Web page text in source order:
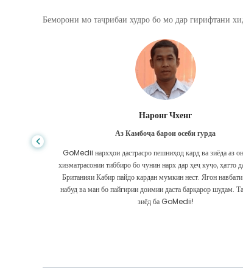
Беморони мо таҷрибаи худро бо мо дар гирифтани
Шандха Дас
Аз Бангладеш барои гастроэнтерология
Ман ба писарам ва дастаи олиҷаноби GoMedii, ки дар
Бангладеш ба Ҳиндустон барои табобат ба ман кӯмак
ташаккур гуфтам. Мо дар интихоби GoMedii интихоби
кардем. Онҳо ҳатто пас аз табобат бо мо робитаи бузург